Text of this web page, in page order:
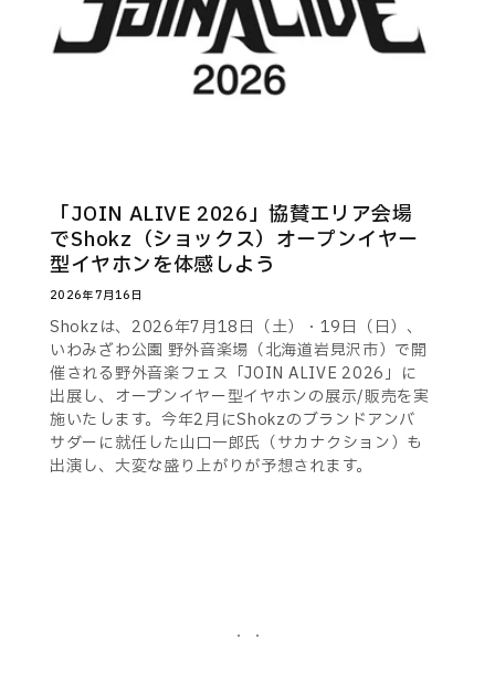
「JOIN ALIVE 2026」協賛エリア会場
でShokz（ショックス）オープンイヤー
型イヤホンを体感しよう
2026年7月16日
Shokzは、2026年7月18日（土）・19日（日）、
いわみざわ公園 野外音楽場（北海道岩見沢市）で開
催される野外音楽フェス「JOIN ALIVE 2026」に
出展し、オープンイヤー型イヤホンの展示/販売を実
施いたします。今年2月にShokzのブランドアンバ
サダーに就任した山口一郎氏（サカナクション）も
出演し、大変な盛り上がりが予想されます。